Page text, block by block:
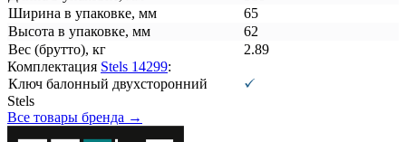
Ширина в упаковке, мм
65
Высота в упаковке, мм
62
Вес (брутто), кг
2.89
Комплектация Stels 14299:
Ключ балонный двухсторонний
Stels
Все товары бренда →